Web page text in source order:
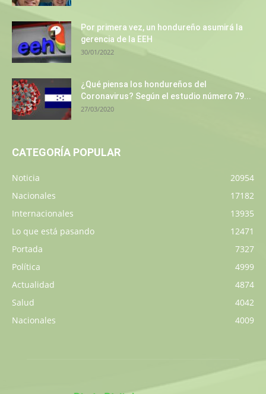
Por primera vez, un hondureño asumirá la
gerencia de la EEH
30/01/2022
¿Qué piensa los hondureños del
Coronavirus? Según el estudio número 79...
27/03/2020
CATEGORÍA POPULAR
Noticia
20954
Nacionales
17182
Internacionales
13935
Lo que está pasando
12471
Portada
7327
Política
4999
Actualidad
4874
Salud
4042
Nacionales
4009